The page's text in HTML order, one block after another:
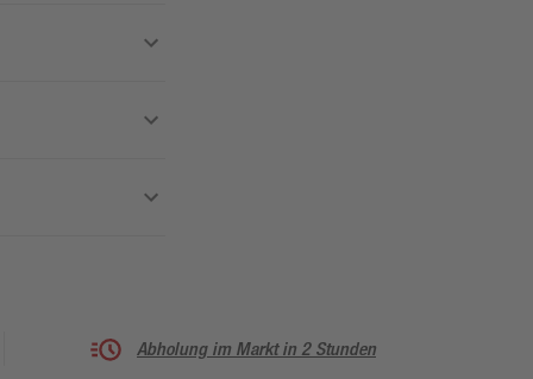
Abholung im Markt in 2 Stunden